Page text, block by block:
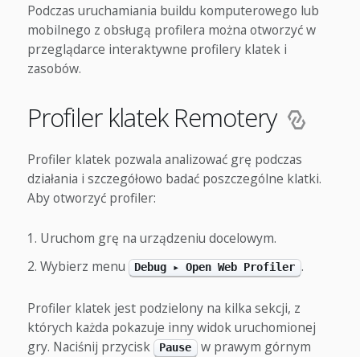
Podczas uruchamiania buildu komputerowego lub
mobilnego z obsługą profilera można otworzyć w
przeglądarce interaktywne profilery klatek i
zasobów.
Profiler klatek Remotery
Profiler klatek pozwala analizować grę podczas
działania i szczegółowo badać poszczególne klatki.
Aby otworzyć profiler:
Uruchom grę na urządzeniu docelowym.
Wybierz menu
Debug ▸ Open Web Profiler .
Profiler klatek jest podzielony na kilka sekcji, z
których każda pokazuje inny widok uruchomionej
gry. Naciśnij przycisk
Pause
w prawym górnym